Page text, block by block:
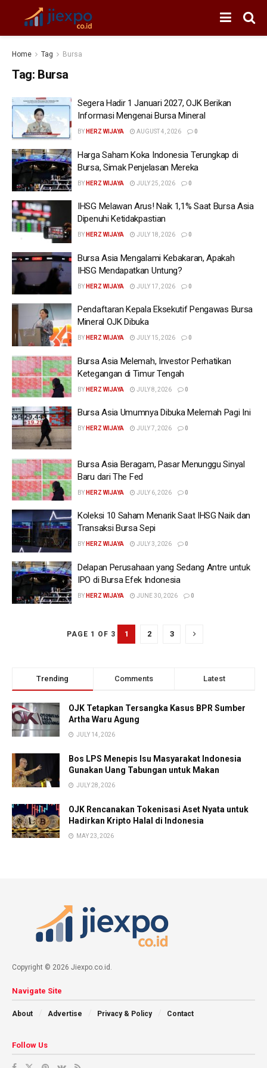
Home Tag Bursa
Tag: Bursa
Segera Hadir 1 Januari 2027, OJK Berikan
Informasi Mengenai Bursa Mineral
BY HERZ WIJAYA AUGUST 4, 2026 0
Harga Saham Koka Indonesia Terungkap di
Bursa, Simak Penjelasan Mereka
BY HERZ WIJAYA JULY 25, 2026 0
IHSG Melawan Arus! Naik 1,1% Saat Bursa Asia
Dipenuhi Ketidakpastian
BY HERZ WIJAYA JULY 18, 2026 0
Bursa Asia Mengalami Kebakaran, Apakah
IHSG Mendapatkan Untung?
BY HERZ WIJAYA JULY 17, 2026 0
Pendaftaran Kepala Eksekutif Pengawas Bursa
Mineral OJK Dibuka
BY HERZ WIJAYA JULY 15, 2026 0
Bursa Asia Melemah, Investor Perhatikan
Ketegangan di Timur Tengah
BY HERZ WIJAYA JULY 8, 2026 0
Bursa Asia Umumnya Dibuka Melemah Pagi Ini
BY HERZ WIJAYA JULY 7, 2026 0
Bursa Asia Beragam, Pasar Menunggu Sinyal
Baru dari The Fed
BY HERZ WIJAYA JULY 6, 2026 0
Koleksi 10 Saham Menarik Saat IHSG Naik dan
Transaksi Bursa Sepi
BY HERZ WIJAYA JULY 3, 2026 0
Delapan Perusahaan yang Sedang Antre untuk
IPO di Bursa Efek Indonesia
BY HERZ WIJAYA JUNE 30, 2026 0
PAGE 1 OF 3 1 2 3
Trending Comments Latest
OJK Tetapkan Tersangka Kasus BPR Sumber
Artha Waru Agung
JULY 14, 2026
Bos LPS Menepis Isu Masyarakat Indonesia
Gunakan Uang Tabungan untuk Makan
JULY 28, 2026
OJK Rencanakan Tokenisasi Aset Nyata untuk
Hadirkan Kripto Halal di Indonesia
MAY 23, 2026
Copyright © 2026 Jiexpo.co.id.
Navigate Site
About Advertise Privacy & Policy Contact
Follow Us